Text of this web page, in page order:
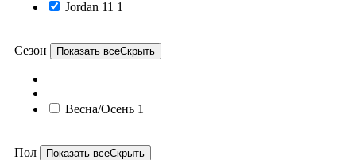
Jordan 11 1
Сезон Показать всеСкрыть
Весна/Осень 1
Пол Показать всеСкрыть